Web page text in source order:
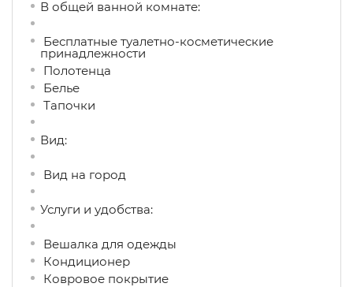
В общей ванной комнате:
Бесплатные туалетно-косметические
принадлежности
Полотенца
Белье
Тапочки
Вид:
Вид на город
Услуги и удобства: ​
Вешалка для одежды
Кондиционер
Ковровое покрытие